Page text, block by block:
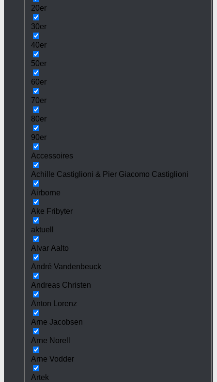
20er
30er
40er
50er
60er
70er
80er
90er
Accessoires
Achille Castiglioni & Pier Giacomo Castiglioni
Airborne
Ake Fribyter
aktuell
Alvar Aalto
André Vandenbeuck
Andreas Christen
Anton Lorenz
Arne Jacobsen
Arne Norell
Arne Vodder
Artek